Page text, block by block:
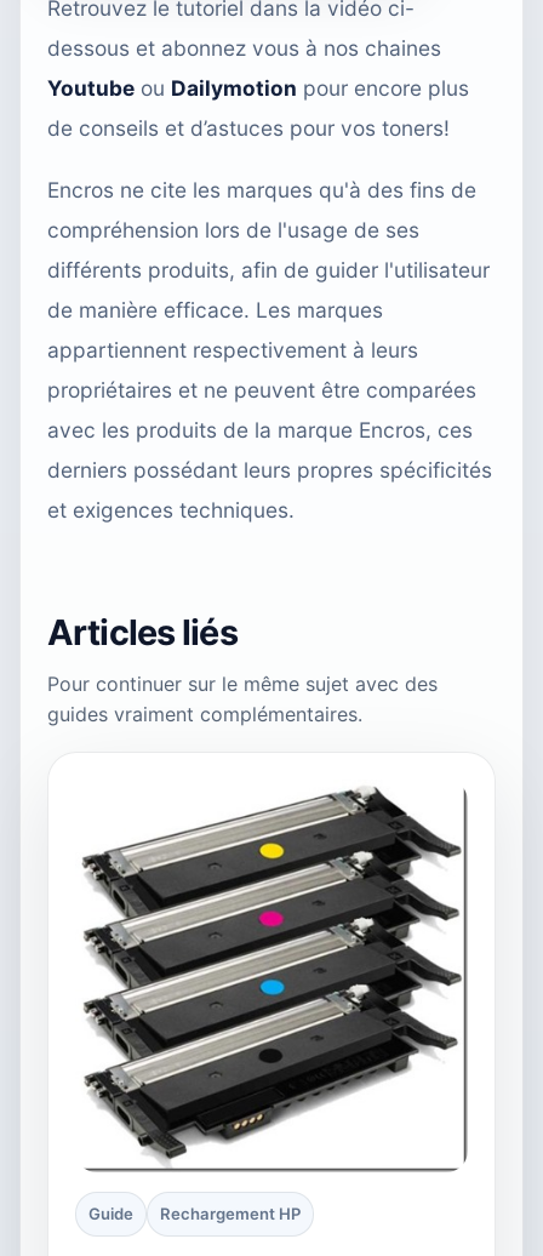
Retrouvez le tutoriel dans la vidéo ci-
dessous et abonnez vous à nos chaines
Youtube ou Dailymotion pour encore plus
de conseils et d’astuces pour vos toners!
Encros ne cite les marques qu'à des fins de
compréhension lors de l'usage de ses
différents produits, afin de guider l'utilisateur
de manière efficace. Les marques
appartiennent respectivement à leurs
propriétaires et ne peuvent être comparées
avec les produits de la marque Encros, ces
derniers possédant leurs propres spécificités
et exigences techniques.
Articles liés
Pour continuer sur le même sujet avec des
guides vraiment complémentaires.
Guide Rechargement HP